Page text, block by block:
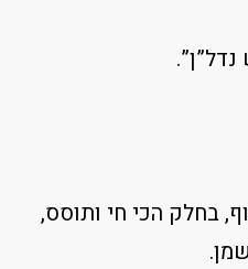
בחלק הכי חי ותוסס,